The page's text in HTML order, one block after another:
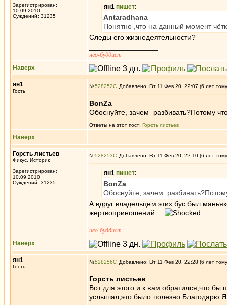
Зарегистрирован:
10.09.2010
Суждений: 31235
ян1 пишет:
Antaradhana
Понятно ,что на данный момент
Следы его жизнедеятельности?
нео-буддист
Наверх
ян1
Гость
№528252 Добавлено: Вт 11 Фев 20, 22:07 (6 лет
BonZa
Обоснуйте, зачем разбивать?Потому
Ответы на этот пост: Горсть листьев
Наверх
Горсть листьев
Фикус, Историк
Зарегистрирован:
10.09.2010
Суждений: 31235
№528253 Добавлено: Вт 11 Фев 20, 22:10 (6 лет
ян1 пишет:
BonZa
Обоснуйте, зачем
А вдруг владельцем этих бус был
жертвоприношений...
нео-буддист
Наверх
ян1
Гость
№528256 Добавлено: Вт 11 Фев 20, 22:28 (6 лет
Горсть листьев
Вот для этого и к вам обратился,что
услышал,это было